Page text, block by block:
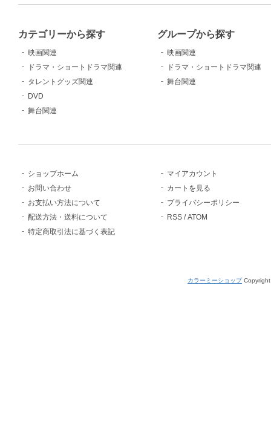
カテゴリーから探す
映画関連
ドラマ・ショートドラマ関連
タレントグッズ関連
DVD
舞台関連
グループから探す
映画関連
ドラマ・ショートドラマ関連
舞台関連
ショップホーム
お問い合わせ
お支払い方法について
配送方法・送料について
特定商取引法に基づく表記
マイアカウント
カートを見る
プライバシーポリシー
RSS /ATOM
カラーミーショップ